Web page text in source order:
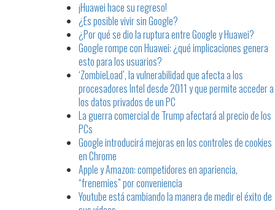
¡Huawei hace su regreso!
¿Es posible vivir sin Google?
¿Por qué se dio la ruptura entre Google y Huawei?
Google rompe con Huawei: ¿qué implicaciones genera
esto para los usuarios?
‘ZombieLoad’, la vulnerabilidad que afecta a los
procesadores Intel desde 2011 y que permite acceder a
los datos privados de un PC
La guerra comercial de Trump afectará al precio de los
PCs
Google introducirá mejoras en los controles de cookies
en Chrome
Apple y Amazon: competidores en apariencia,
“frenemies” por conveniencia
Youtube está cambiando la manera de medir el éxito de